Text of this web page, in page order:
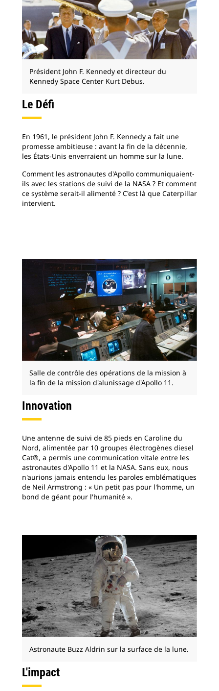
Président John F. Kennedy et directeur du
Kennedy Space Center Kurt Debus.
Le Défi
En 1961, le président John F. Kennedy a fait une
promesse ambitieuse : avant la fin de la décennie,
les États-Unis enverraient un homme sur la lune.
Comment les astronautes d'Apollo communiquaient-
ils avec les stations de suivi de la NASA ? Et comment
ce système serait-il alimenté ? C'est là que Caterpillar
intervient.
Salle de contrôle des opérations de la mission à
la fin de la mission d'alunissage d'Apollo 11.
Innovation
Une antenne de suivi de 85 pieds en Caroline du
Nord, alimentée par 10 groupes électrogènes diesel
Cat®, a permis une communication vitale entre les
astronautes d'Apollo 11 et la NASA. Sans eux, nous
n'aurions jamais entendu les paroles emblématiques
de Neil Armstrong : « Un petit pas pour l'homme, un
bond de géant pour l'humanité ».
Astronaute Buzz Aldrin sur la surface de la lune.
L'impact